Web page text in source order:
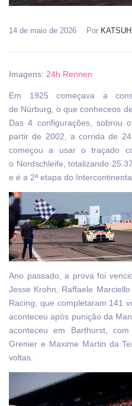
14 de maio de 2026 Por
Imagens: 24h Rennen
Em 1925 começava a
de Nürburg, o que conheceos
Das 4 configurações, sobrou
partir de 2002, a corrida de
começou a usar o traçado
o Nordschleife, totalizando
e é a 2ª etapa do
Ano passado, a prova foi
Jesse Krohn, Raffaele
Racing, que completaram 141
aconteceu após punição da
aconteceu em Barthurst,
Grenier e Maxime Martin da
voltas.